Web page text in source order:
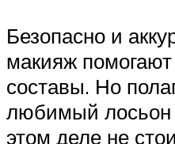
Безопасно и
макияж
составы. Но
любимый лосьон
этом деле не